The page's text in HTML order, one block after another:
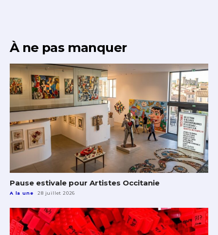
À ne pas manquer
Pause estivale pour Artistes Occitanie
A la une 28 juillet 2026